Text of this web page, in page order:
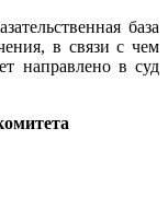
база
в связи с чем
направлено в суд